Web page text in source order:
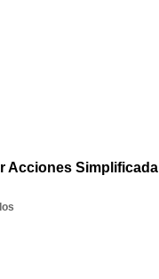
Acciones Simplificada